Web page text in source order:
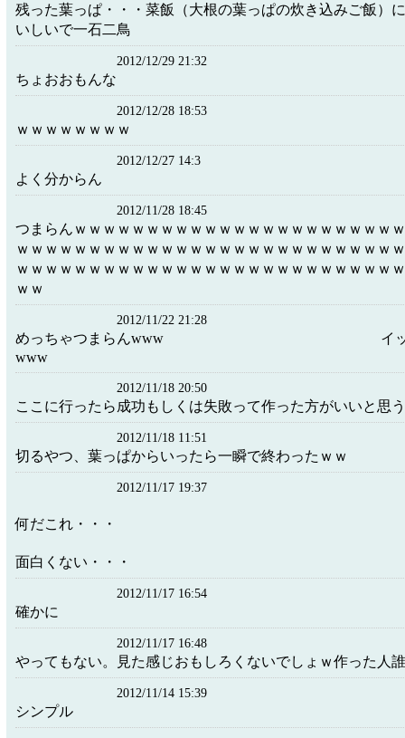
残った葉っぱ・・・菜飯（大根の葉っぱの炊き込みご飯）
いしいで一石二鳥
2012/12/29 21:32
ちょおおもんな
2012/12/28 18:53
ｗｗｗｗｗｗｗｗ
2012/12/27 14:3
よく分からん
2012/11/28 18:45
つまらんｗｗｗｗｗｗｗｗｗｗｗｗｗｗｗｗｗｗｗｗｗｗ
ｗｗｗｗｗｗｗｗｗｗｗｗｗｗｗｗｗｗｗｗｗｗｗｗｗｗ
ｗｗｗｗｗｗｗｗｗｗｗｗｗｗｗｗｗｗｗｗｗｗｗｗｗｗ
ｗｗ
2012/11/22 21:28
めっちゃつまらんwww イッツク
www
2012/11/18 20:50
ここに行ったら成功もしくは失敗って作った方がいいと思
2012/11/18 11:51
切るやつ、葉っぱからいったら一瞬で終わったｗｗ
2012/11/17 19:37
何だこれ・・・
面白くない・・・
2012/11/17 16:54
確かに
2012/11/17 16:48
やってもない。見た感じおもしろくないでしょｗ作った人
2012/11/14 15:39
シンプル